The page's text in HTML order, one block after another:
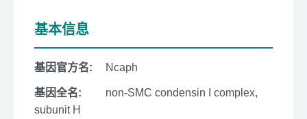
基本信息
基因官方名: Ncaph
基因全名:
non-SMC condensin I complex,
subunit H